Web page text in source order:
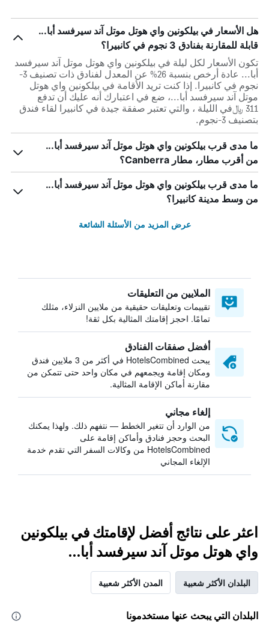
هل الأسعار في بيلكونين واي هوتل موتل آند سيرفسد أبا...
قابلة للمقارنة بفنادق 3 نجوم في كانبيرا؟
تكون الأسعار لكل ليلة في بيلكونين واي هوتل موتل آند سيرفسد
أبا... عادة أرخص بنسبة 26% عن المعدل لفنادق ذات تصنيف 3-
نجوم في كانبيرا. إذا كنت تريد الأقامة في بيلكونين واي هوتل
موتل آند سيرفسد أبا...، ضع في اعتبارك أنه عليك أن تدفع
311 ﷼في الليلة ، والتي تعتبر صفقة جيدة في كانبيرا لقاء فندق
بتصنيف 3-نجوم.
ما مدى قرب بيلكونين واي هوتل موتل آند سيرفسد أبا...
من أقرب مطار، مطار Canberra؟
ما مدى قرب بيلكونين واي هوتل موتل آند سيرفسد أبا...
من وسط مدينة كانبيرا؟
عرض المزيد من الأسئلة الشائعة
الملايين من التعليقات
تقييمات وتعليقات حقيقية من ملايين النزلاء، مثلك
تمامًا. احجز إقامتك المثالية بكل ثقة!
أفضل صفقات الفنادق
يبحث HotelsCombined في أكثر من 3 ملايين فندق
ومكان إقامة ويجمعهم في مكان واحد حتى تتمكن من
مقارنة أماكن الإقامة المثالية.
إلغاء مجاني
من الوارد أن تتغير الخطط — نتفهم ذلك. ولهذا يمكنك
البحث وحجز فنادق وأماكن إقامة على
HotelsCombined من وكالات السفر التي تقدم خدمة
الإلغاء المجاني
اعثر على نتائج أفضل لإقامتك في بيلكونين
واي هوتل موتل آند سيرفسد أبا...
البلدان الأكثر شعبية المدن الأكثر شعبية
البلدان التي يبحث عنها مستخدمونا